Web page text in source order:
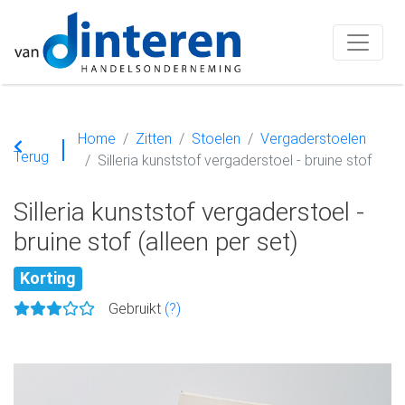
Terug
Home Zitten Stoelen
Vergaderstoelen
Silleria kunststof vergaderstoel - bruine stof
Silleria kunststof vergaderstoel -
bruine stof (alleen per set)
Korting
Gebruikt (?)